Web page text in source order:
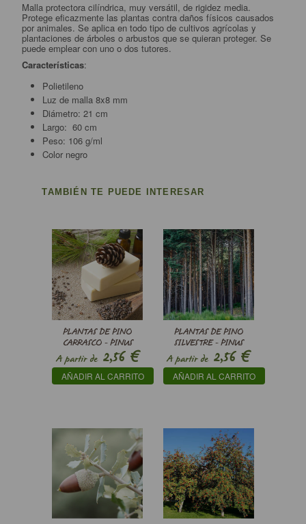
Malla protectora cilíndrica, muy versátil, de rigidez media.
Protege eficazmente las plantas contra daños físicos causados
por animales. Se aplica en todo tipo de cultivos agrícolas y
plantaciones de árboles o arbustos que se quieran proteger. Se
puede emplear con uno o dos tutores.
Características:
Polietileno
Luz de malla 8x8 mm
Diámetro: 21 cm
Largo: 60 cm
Peso: 106 g/ml
Color negro
TAMBIÉN TE PUEDE INTERESAR
PLANTAS DE PINO
CARRASCO - PINUS
HALEPENSIS
A partir de2,56€
AÑADIR AL CARRITO
PLANTAS DE PINO
SILVESTRE - PINUS
SYLVESTRIS
A partir de2,56€
AÑADIR AL CARRITO